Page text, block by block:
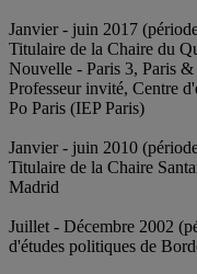
Janvier - juin 2017
Titulaire de la Chaire du
Nouvelle - Paris 3, Paris &
Professeur invité, Centre
Po Paris (IEP Paris)
Janvier - juin 2010
Titulaire de la Chaire
Madrid
Juillet - Décembre 2002
d'études politiques de